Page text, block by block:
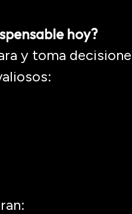
hoy?
y toma